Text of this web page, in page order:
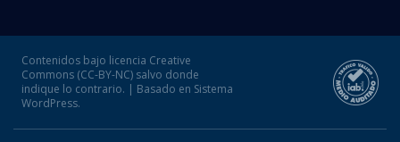
Contenidos bajo licencia Creative
Commons (CC-BY-NC) salvo donde
indique lo contrario. | Basado en Sistema
WordPress.